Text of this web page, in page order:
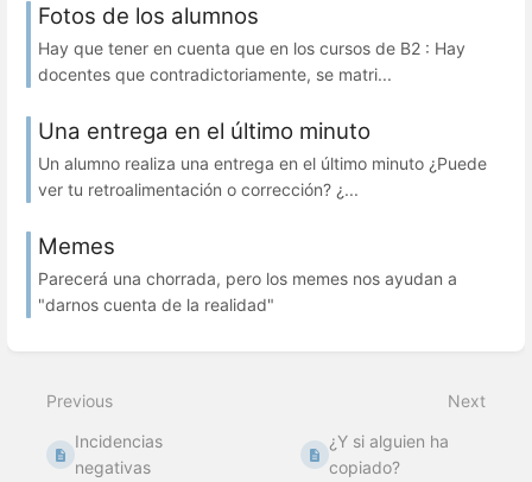
Fotos de los alumnos
Hay que tener en cuenta que en los cursos de B2 : Hay
docentes que contradictoriamente, se matri...
Una entrega en el último minuto
Un alumno realiza una entrega en el último minuto ¿Puede
ver tu retroalimentación o corrección? ¿...
Memes
Parecerá una chorrada, pero los memes nos ayudan a
"darnos cuenta de la realidad"
Previous
Incidencias
negativas
Next
¿Y si alguien ha
copiado?